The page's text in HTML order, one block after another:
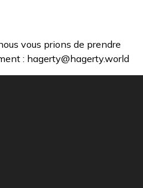
vous prions de prendre
: hagerty@hagerty.world